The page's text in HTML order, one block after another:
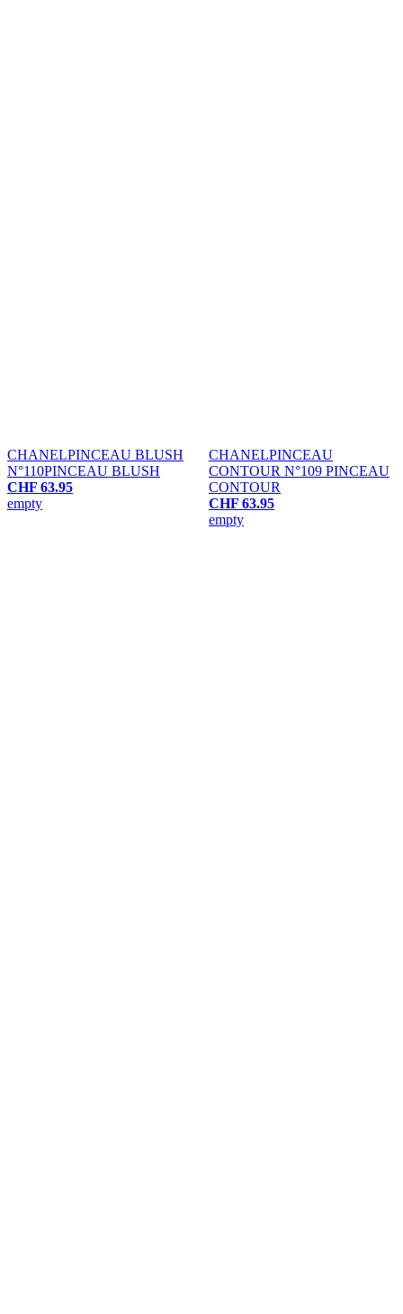
CHANELPINCEAU BLUSH
N°110PINCEAU BLUSH
CHF 63.95
empty
CHANELPINCEAU
CONTOUR N°109 PINCEAU
CONTOUR
CHF 63.95
empty